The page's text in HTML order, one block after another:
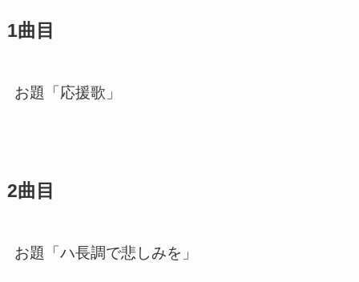
1曲目
お題「応援歌」
2曲目
お題「ハ長調で悲しみを」